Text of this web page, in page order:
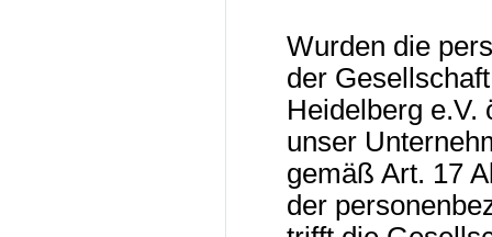
Wurden die
der
Heidelberg e.V.
unser
gemäß Art. 17
der